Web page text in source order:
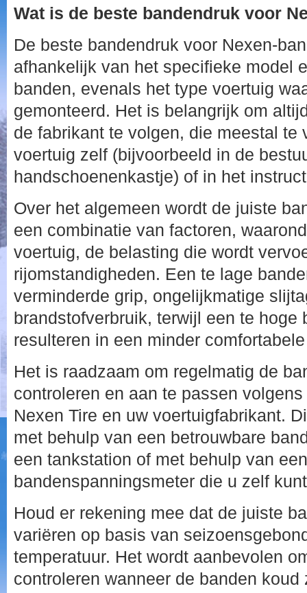
Wat is de beste bandendruk voor
De beste bandendruk voor Nexen-
afhankelijk van het specifieke model
banden, evenals het type voertuig
gemonteerd. Het is belangrijk om
de fabrikant te volgen, die meestal te
voertuig zelf (bijvoorbeeld in de
handschoenenkastje) of in het
Over het algemeen wordt de juiste
een combinatie van factoren,
voertuig, de belasting die wordt
rijomstandigheden. Een te lage
verminderde grip, ongelijkmatige
brandstofverbruik, terwijl een te hoge
resulteren in een minder
Het is raadzaam om regelmatig de
controleren en aan te passen
Nexen Tire en uw voertuigfabrikant.
met behulp van een betrouwbare
een tankstation of met behulp van
bandenspanningsmeter die u zelf
Houd er rekening mee dat de juiste
variëren op basis van
temperatuur. Het wordt aanbevolen
controleren wanneer de banden